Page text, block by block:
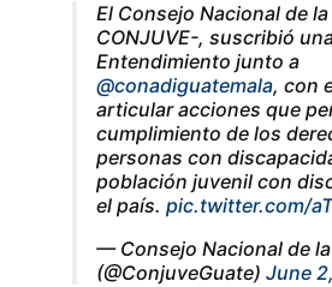
El Consejo Nacional de
CONJUVE-, suscribió
Entendimiento junto a
@conadiguatemala, con
articular acciones que
cumplimiento de los
personas con
población juvenil con
el país. pic.twitter.com/
— Consejo Nacional de
(@ConjuveGuate) June